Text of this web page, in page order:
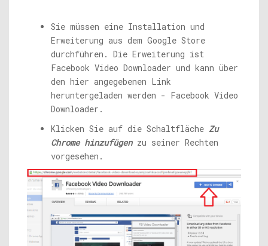
Sie müssen eine Installation und
Erweiterung aus dem Google Store
durchführen. Die Erweiterung ist
Facebook Video Downloader und kann über
den hier angegebenen Link
heruntergeladen werden - Facebook Video
Downloader.
Klicken Sie auf die Schaltfläche Zu
Chrome hinzufügen zu seiner Rechten
vorgesehen.